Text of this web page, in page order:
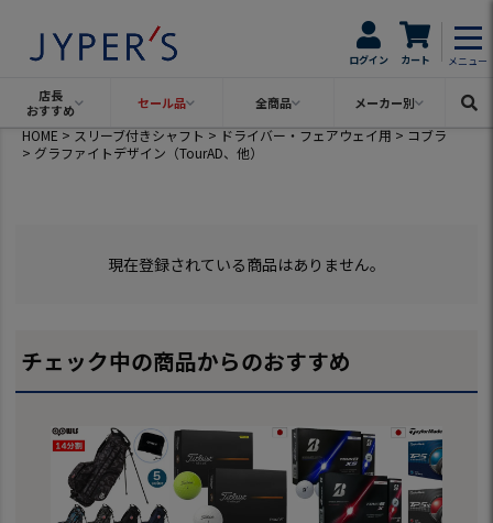
ログイン カート メニュー
店長
おすすめ
セール品 全商品 メーカー別
HOME スリーブ付きシャフト ドライバー・フェアウェイ用
コブラ
グラファイトデザイン（TourAD、他）
現在登録されている商品はありません。
チェック中の商品からのおすすめ